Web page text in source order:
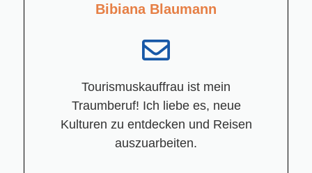
Bibiana Blaumann
Tourismuskauffrau ist mein
Traumberuf! Ich liebe es, neue
Kulturen zu entdecken und Reisen
auszuarbeiten.